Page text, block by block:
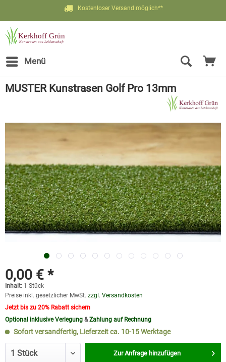
Jetzt bis zu 20% Rabatt sichern
Kostenloser Versand möglich**
Menü
MUSTER Kunstrasen Golf Pro 13mm
0,00 € *
Inhalt: 1 Stück
Preise inkl. gesetzlicher MwSt. zzgl. Versandkosten
Jetzt bis zu 20% Rabatt sichern
Optional inklusive Verlegung &Zahlung auf Rechnung
Sofort versandfertig, Lieferzeit ca. 10-15 Werktage
Zur Anfrage hinzufügen